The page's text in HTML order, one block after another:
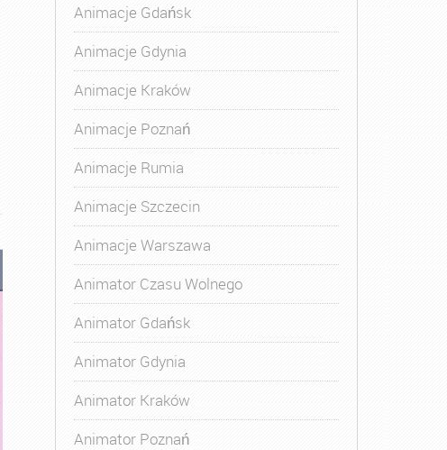
Kurs Animatora Gdynia,Kurs Animatora Katowice
Animacje Gdańsk
Animacje Gdynia
Animacje Kraków
Animacje Poznań
Animacje Rumia
Animacje Szczecin
Animacje Warszawa
Animator Czasu Wolnego
Animator Gdańsk
Animator Gdynia
Animator Kraków
Animator Poznań